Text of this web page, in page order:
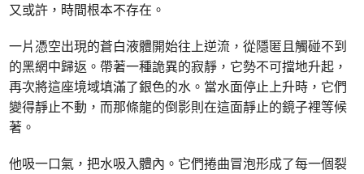
又或許，時間根本不存在。
一片憑空出現的蒼白液體開始往上逆流，從隱匿且觸碰不到
的黑網中歸返。帶著一種詭異的寂靜，它勢不可擋地升起，
再次將這座境域填滿了銀色的水。當水面停止上升時，它們
變得靜止不動，而那條龍的倒影則在這面靜止的鏡子裡等候
著。
他吸一口氣，把水吸入體內。它們捲曲冒泡形成了每一個裂